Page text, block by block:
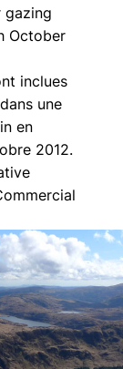
gazing
October
inclues
une
en
2012.